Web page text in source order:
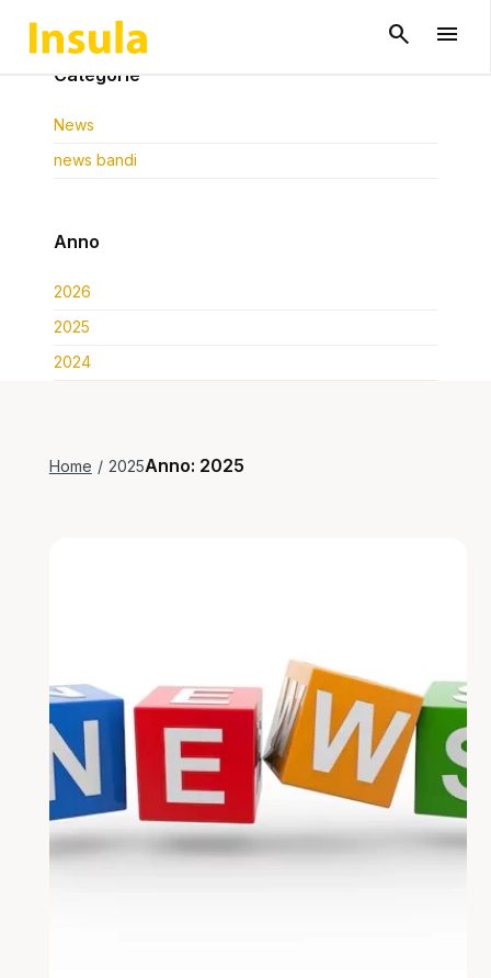
Categorie
News
news bandi
Anno
2026
2025
2024
Anno: 2025
Home / 2025